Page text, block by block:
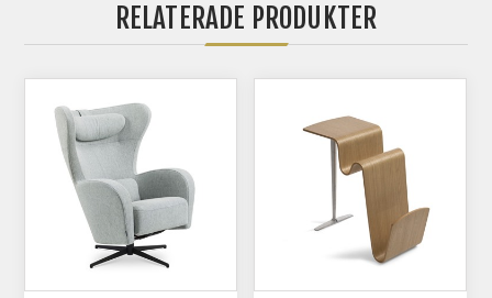
RELATERADE PRODUKTER